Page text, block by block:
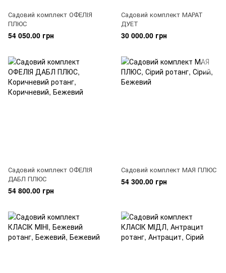
Садовий комплект ОФЕЛІЯ
ПЛЮС
54 050.00 грн
Садовий комплект МАРАТ
ДУЕТ
30 000.00 грн
Садовий комплект ОФЕЛІЯ
ДАБЛ ПЛЮС
54 800.00 грн
Садовий комплект МАЯ ПЛЮС
54 300.00 грн